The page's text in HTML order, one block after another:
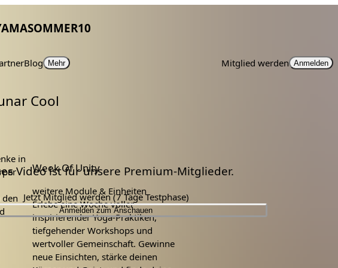
Blog Mehr Mitglied werden Anmelden
Cool
Video ist für unsere Premium-Mitglieder.
Jetzt Mitglied werden (7 Tage Testphase)
Anmelden zum Anschauen
in
Week Of Unity
weitere Module & Einheiten
Erlebe eine Woche voller
inspirierender Yoga-Praktiken,
tiefgehender Workshops und
wertvoller Gemeinschaft. Gewinne
neue Einsichten, stärke deinen